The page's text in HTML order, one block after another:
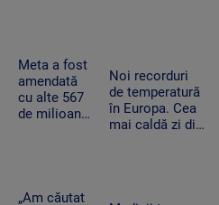
de ploi
torenţiale
Meta a fost
amendată
cu alte 567
de milioane
descrisă ca
Noi recorduri
de temperatură
în Europa. Cea
mai caldă zi din
„Am căutat